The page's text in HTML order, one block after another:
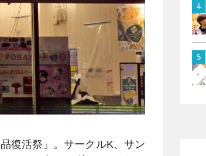
復活祭」。サークルK、サン